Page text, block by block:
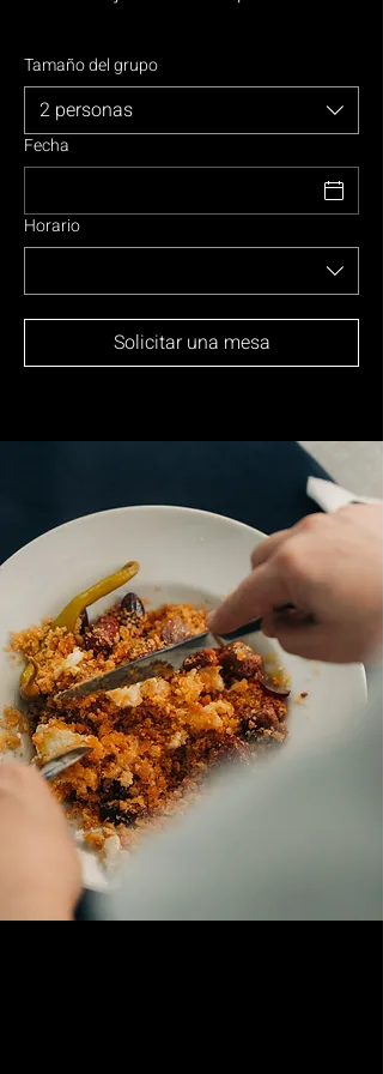
Tamaño del grupo
2 personas
Fecha
Horario
Solicitar una mesa